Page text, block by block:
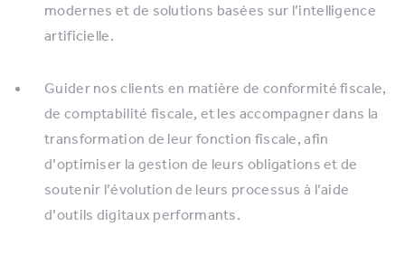
modernes et de solutions basées sur l’intelligence
artificielle.
Guider nos clients en matière de conformité fiscale,
de comptabilité fiscale, et les accompagner dans la
transformation de leur fonction fiscale, afin
d’optimiser la gestion de leurs obligations et de
soutenir l’évolution de leurs processus à l’aide
d’outils digitaux performants.